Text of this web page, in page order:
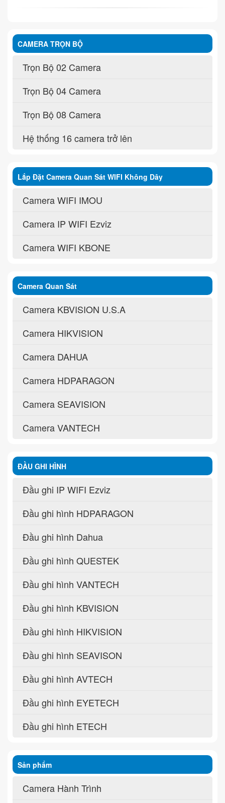
CAMERA TRỌN BỘ
Trọn Bộ 02 Camera
Trọn Bộ 04 Camera
Trọn Bộ 08 Camera
Hệ thống 16 camera trở lên
Lắp Đặt Camera Quan Sát WIFI Không Dây
Camera WIFI IMOU
Camera IP WIFI Ezviz
Camera WIFI KBONE
Camera Quan Sát
Camera KBVISION U.S.A
Camera HIKVISION
Camera DAHUA
Camera HDPARAGON
Camera SEAVISION
Camera VANTECH
ĐẦU GHI HÌNH
Đầu ghi IP WIFI Ezviz
Đầu ghi hình HDPARAGON
Đầu ghi hình Dahua
Đầu ghi hình QUESTEK
Đầu ghi hình VANTECH
Đầu ghi hình KBVISION
Đầu ghi hình HIKVISION
Đầu ghi hình SEAVISON
Đầu ghi hình AVTECH
Đầu ghi hình EYETECH
Đầu ghi hình ETECH
Sản phẩm
Camera Hành Trình